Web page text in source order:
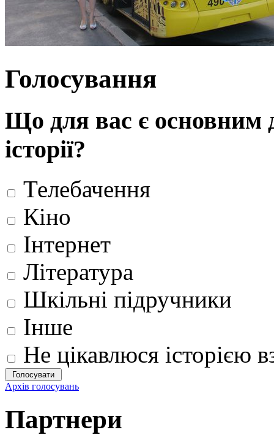
Голосування
Що для вас є основним
історії?
Телебачення
Кіно
Інтернет
Література
Шкільні підручники
Інше
Не цікавлюся історією
Архів голосувань
Партнери